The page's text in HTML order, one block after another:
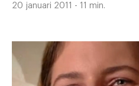
20 januari 2011 - 11 min.